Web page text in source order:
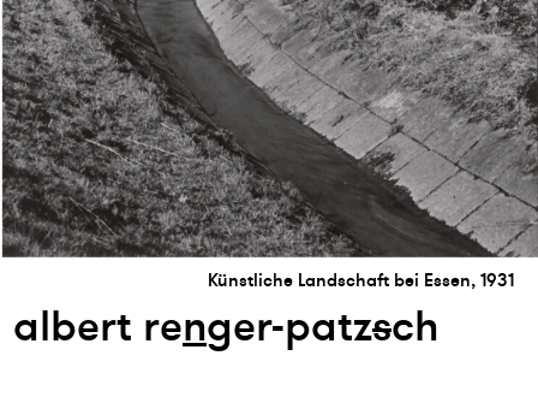
Künstliche Landschaft bei Essen, 1931
albert renger-patzsch